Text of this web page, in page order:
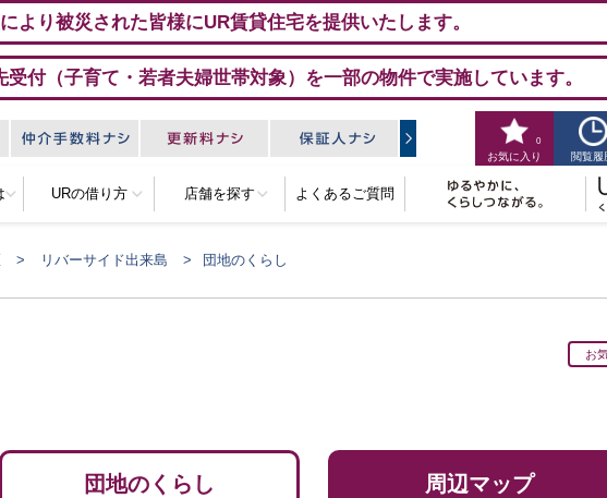
より被災された皆様にUR賃貸住宅を提供いたします。
付（子育て・若者夫婦世帯対象）を一部の物件で実施しています。
お気に入り
0
閲覧履
URの借り方 店舗を探す よくあるご質問
リバーサイド出来島 団地のくらし
お
団地のくらし 周辺マップ